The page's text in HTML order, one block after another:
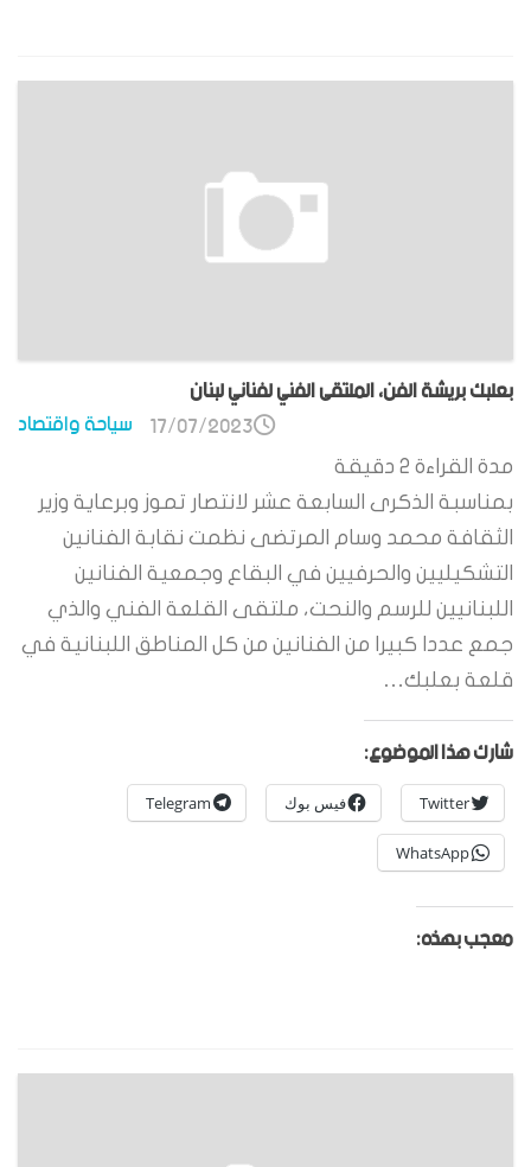
بعلبك بريشة الفن، الملتقى الفني لفناني لبنان
سياحة واقتصاد 17/07/2023
مدة القراءة 2 دقيقة
بمناسبة الذكرى السابعة عشر لانتصار تموز وبرعاية وزير
الثقافة محمد وسام المرتضى نظمت نقابة الفنانين
التشكيليين والحرفيين في البقاع وجمعية الفنانين
اللبنانيين للرسم والنحت، ملتقى القلعة الفني والذي
جمع عددا كبيرا من الفنانين من كل المناطق اللبنانية في
قلعة بعلبك…
شارك هذا الموضوع:
Twitter فيس بوك Telegram
WhatsApp
معجب بهذه: